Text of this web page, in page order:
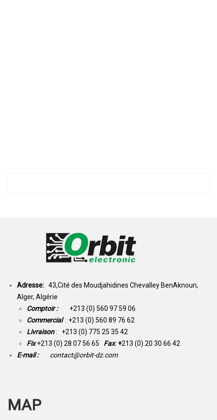
Adresse: 43,Cité des Moudjahidines Chevalley BenAknoun,
Alger, Algérie
Comptoir : +213 (0) 560 97 59 06
Commercial : +213 (0) 560 89 76 62
Livraison: +213 (0) 775 25 35 42
Fix +213 (0) 28 07 56 65 Fax: +213 (0) 20 30 66 42
E-mail :
contact@orbit-dz.com
MAP